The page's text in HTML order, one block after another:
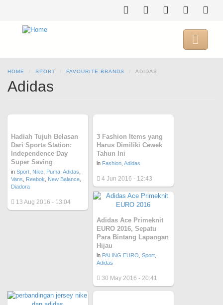

HOME SPORT FAVOURITE BRANDS ADIDAS
Adidas
Hadiah Tujuh Belasan
Dari Sports Station:
Independence Day
Super Saving
in Sport Nike Puma Adidas
Vans
Reebok New Balance
Diadora
13 Aug 2016 - 13:04
3 Fashion Items yang
Harus Dimiliki Cewek
Tahun Ini
in Fashion Adidas
4 Jun 2016 - 12:43
Adidas Ace Primeknit
EURO 2016, Sepatu
Para Bintang Lapangan
Hijau
in PALING EURO Sport
Adidas
30 May 2016 - 20:41